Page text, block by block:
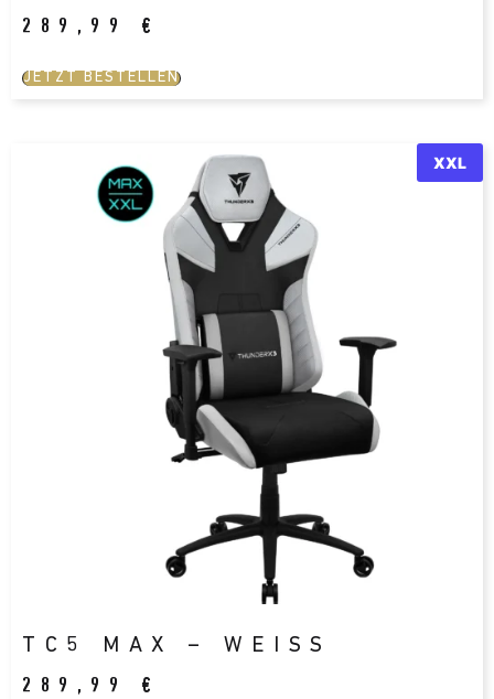
289,99 €
JETZT BESTELLEN
XXL
TC5 MAX – WEISS
289,99 €